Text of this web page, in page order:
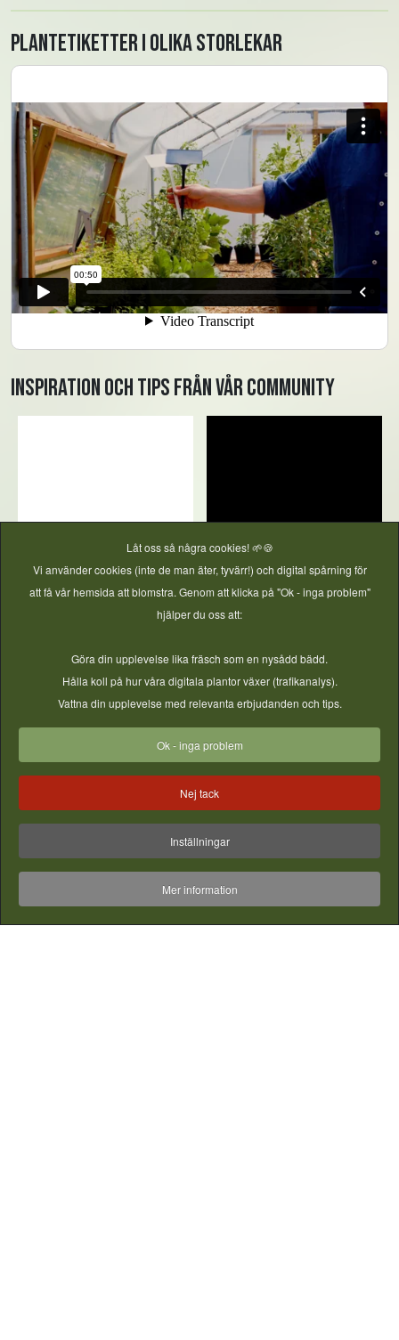
Plantetiketter i olika storlekar
Inspiration och tips från vår community
Låt oss så några cookies! 🌱🍪
Vi använder cookies (inte de man äter, tyvärr!) och digital spårning för
att få vår hemsida att blomstra. Genom att klicka på "Ok - inga problem"
hjälper du oss att:
Göra din upplevelse lika fräsch som en nysådd bädd.
Hålla koll på hur våra digitala plantor växer (trafikanalys).
Vattna din upplevelse med relevanta erbjudanden och tips.
Ok - inga problem
Nej tack
Inställningar
Mer information